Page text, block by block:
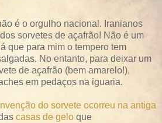
é o orgulho nacional. Iranianos
sorvetes de açafrão! Não é um
que para mim o tempero tem
No entanto, para deixar um
de açafrão (bem amarelo!),
em pedaços na iguaria.
do sorvete ocorreu na antiga
casas de gelo que